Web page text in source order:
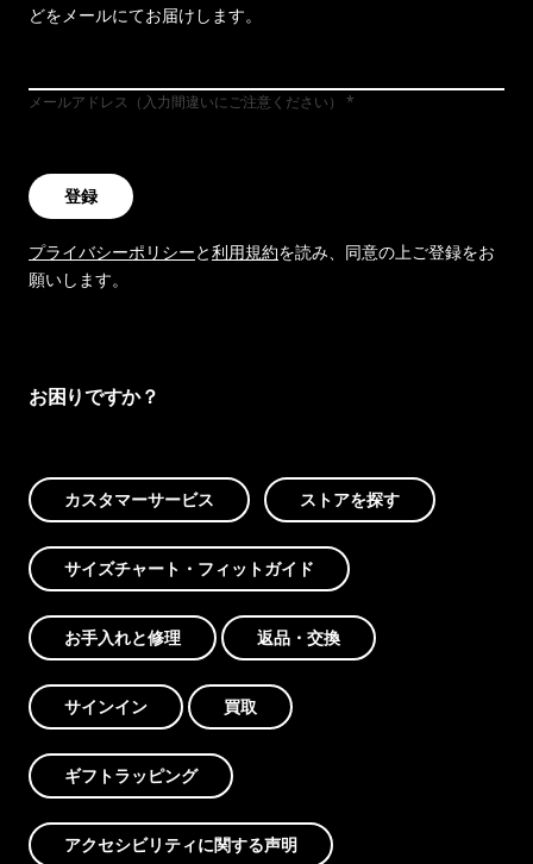
どをメールにてお届けします。
メールアドレス（入力間違いにご注意ください）
登録
プライバシーポリシーと利用規約を読み、同意の上ご登録をお
願いします。
お困りですか？
カスタマーサービス ストアを探す
サイズチャート・フィットガイド
お手入れと修理 返品・交換
サインイン 買取
ギフトラッピング
アクセシビリティに関する声明